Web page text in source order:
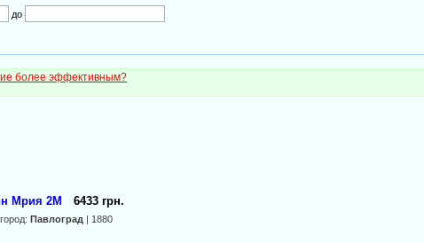
до
более эффективным?
Мрия 2М 6433 грн.
Павлоград | 1880